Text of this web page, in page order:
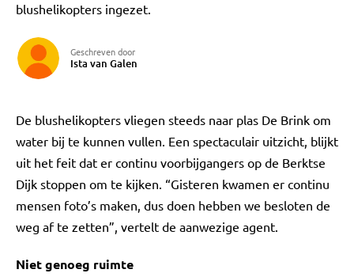
blushelikopters ingezet.
Geschreven door
Ista van Galen
De blushelikopters vliegen steeds naar plas De Brink om
water bij te kunnen vullen. Een spectaculair uitzicht, blijkt
uit het feit dat er continu voorbijgangers op de Berktse
Dijk stoppen om te kijken. “Gisteren kwamen er continu
mensen foto’s maken, dus doen hebben we besloten de
weg af te zetten”, vertelt de aanwezige agent.
Niet genoeg ruimte